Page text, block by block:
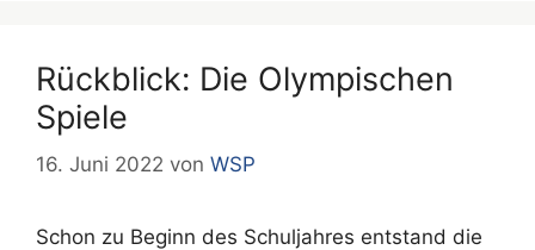
Rückblick: Die Olympischen
Spiele
16. Juni 2022 von WSP
Schon zu Beginn des Schuljahres entstand die